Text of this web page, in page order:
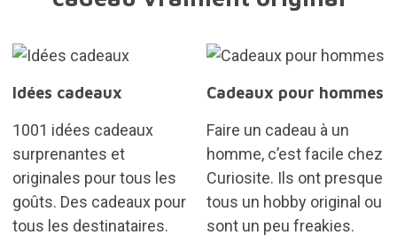
Idées cadeaux
1001 idées cadeaux
surprenantes et
originales pour tous les
goûts. Des cadeaux pour
tous les destinataires.
Cadeaux pour hommes
Faire un cadeau à un
homme, c’est facile chez
Curiosite. Ils ont presque
tous un hobby original ou
sont un peu freakies.